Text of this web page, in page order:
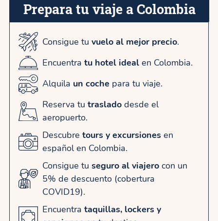
Prepara tu viaje a Colombia
Consigue tu vuelo al mejor precio.
Encuentra tu hotel ideal en Colombia.
Alquila un coche para tu viaje.
Reserva tu traslado desde el
aeropuerto.
Descubre tours y excursiones en
español en Colombia.
Consigue tu seguro al viajero con un
5% de descuento (cobertura
COVID19).
Encuentra taquillas, lockers y